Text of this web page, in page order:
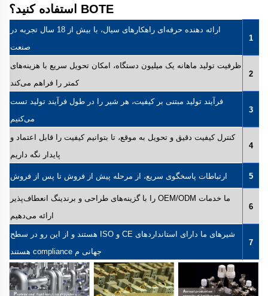
BOTE استفاده کنید؟
1
ارائه دهنده حرفه‌ای راهکارهای سیال، با بیش از 18 سال تجربه در
صنعت
2
ظرفیت تولید ماهانه یک میلیون دستگاه، امکان تحویل سریع با هزینه‌های
کمتر را فراهم می‌کند
3
فرآیند تولید مبتنی بر کیفیت، هر شیر را در طول فرآیند تولید تست
می‌کنیم
4
کنترل کیفیت دقیق و تحویل به موقع، تا بتوانیم کیفیت را قابل اعتماد و
پایدار نگه داریم
5 ارتباطات پاسخگوی سریع، از مرحله پیش از فروش تا پس از فروش
6
ما خدمات OEM/ODM را با گزینه‌های طراحی و برندینگ انعطاف‌پذیر
ارائه می‌دهیم
7
شیرهای ما دارای استانداردهای CE و ISO هستند و از این رو در سطح
جهانی م compliance هستند